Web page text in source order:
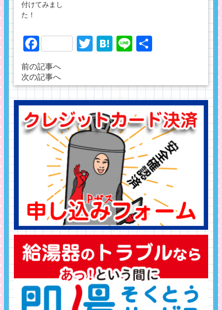
付けてみまし
た！
FacebookTwitter
Hatena
Line
前の記事へ
次の記事へ